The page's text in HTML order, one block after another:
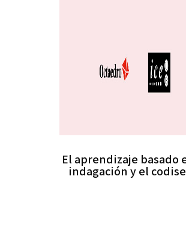
El aprendizaje basado
indagación y el